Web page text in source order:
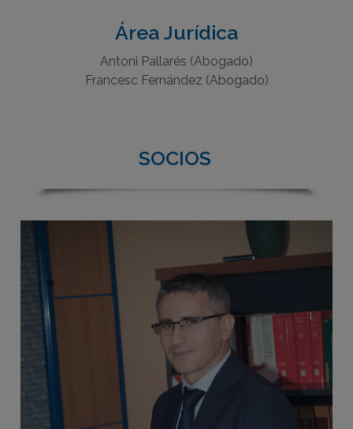
Área Jurídica
Antoni Pallarés (Abogado)
Francesc Fernández (Abogado)
SOCIOS